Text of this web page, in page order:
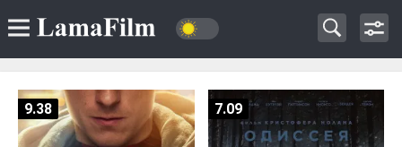
9.38 7.09